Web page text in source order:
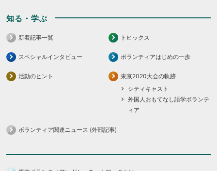
知る・学ぶ
新着記事一覧 トピックス
スペシャルインタビュー ボランティアはじめの一歩
活動のヒント
東京2020大会の軌跡
シティキャスト
外国人おもてなし語学ボランテ
ィア
ボランティア関連ニュース (外部記事)